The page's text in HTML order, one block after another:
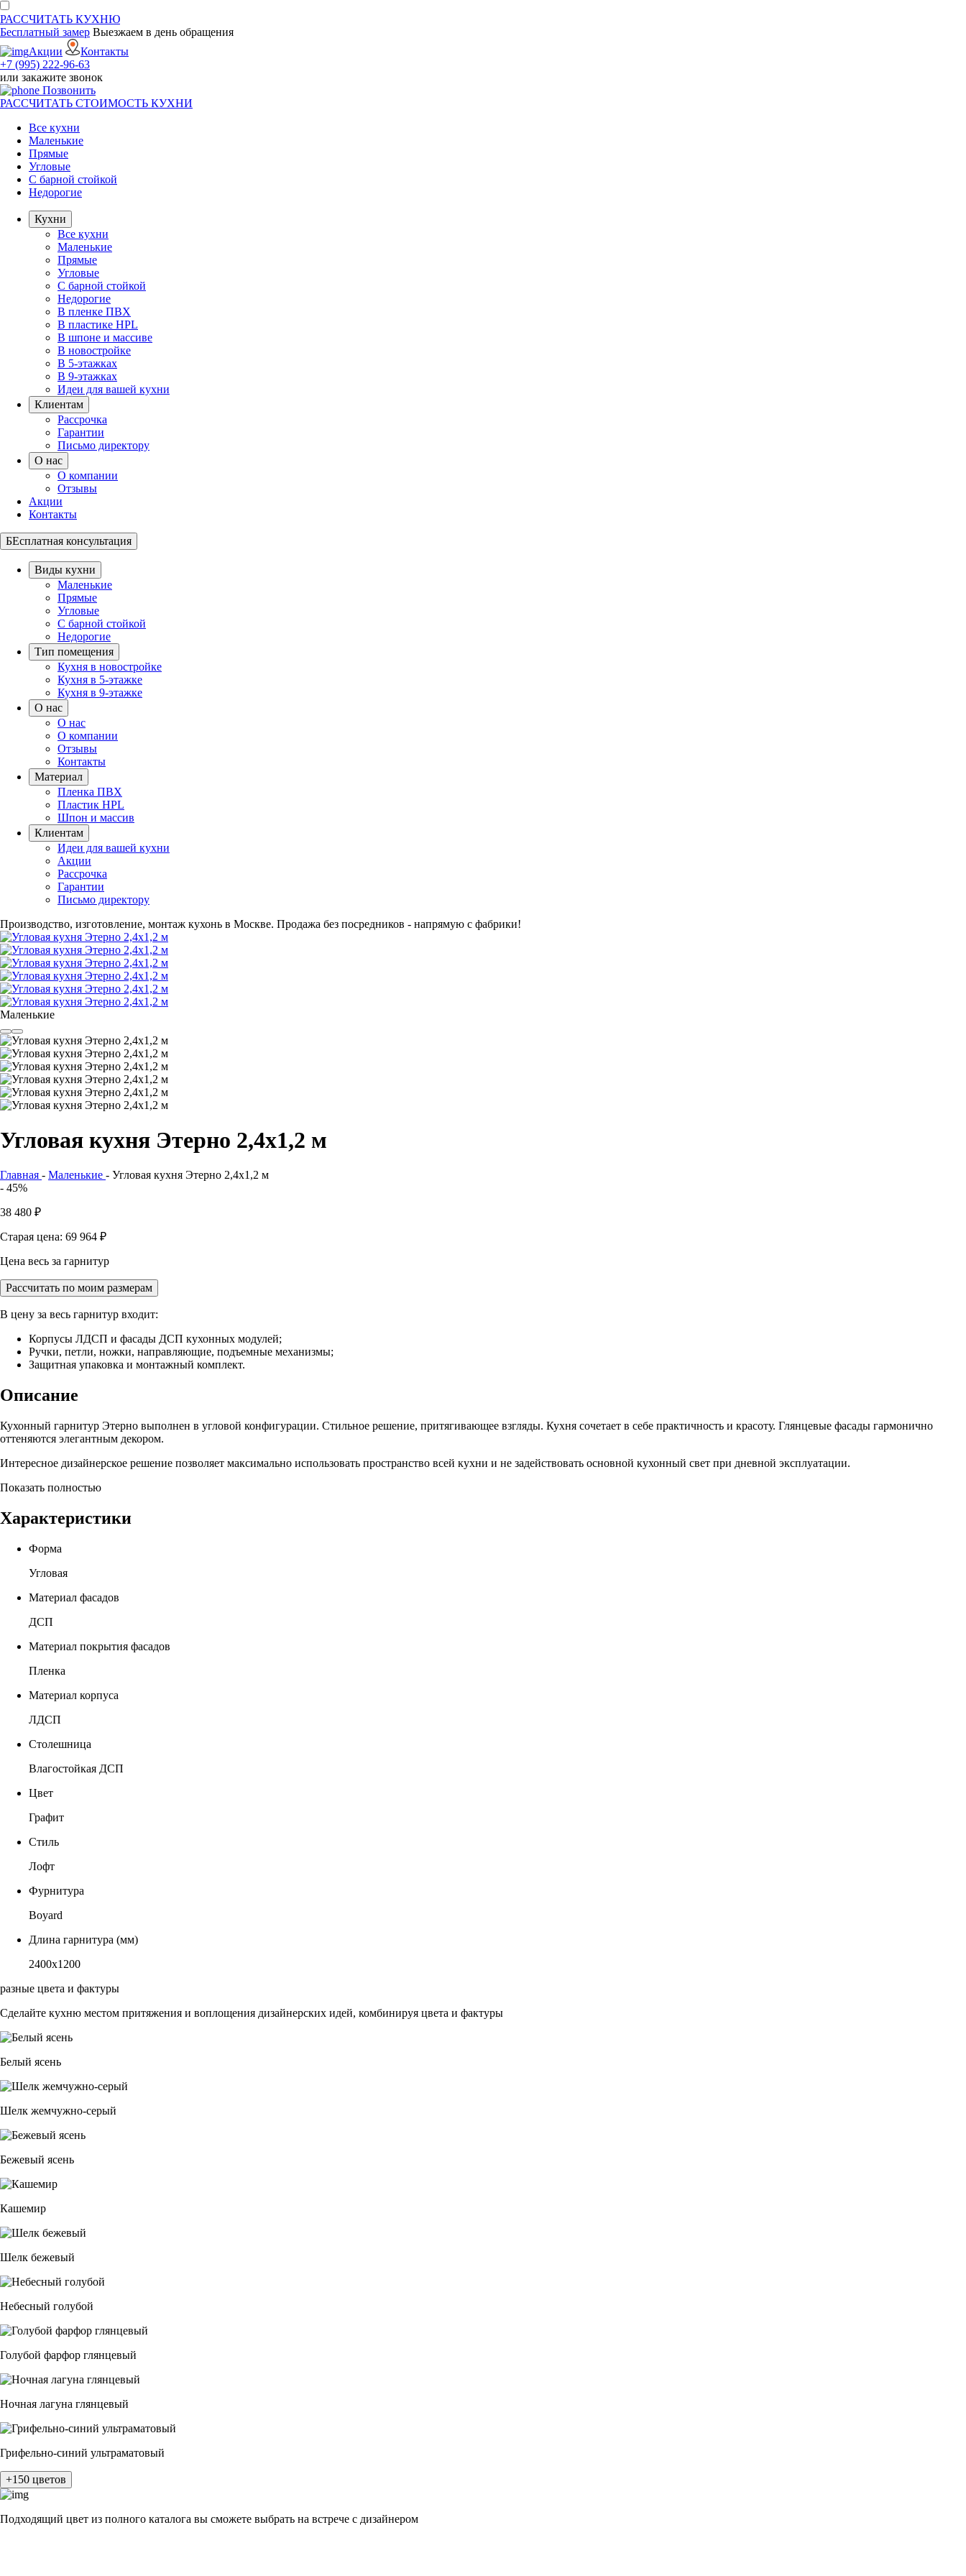
РАССЧИТАТЬ КУХНЮ
Бесплатный замер Выезжаем в день обращения
Акции
Контакты
+7 (995) 222-96-63
или закажите звонок
Позвонить
РАССЧИТАТЬ СТОИМОСТЬ КУХНИ
Все кухни
Маленькие
Прямые
Угловые
С барной стойкой
Недорогие
Кухни
Все кухни
Маленькие
Прямые
Угловые
С барной стойкой
Недорогие
В пленке ПВХ
В пластике HPL
В шпоне и массиве
В новостройке
В 5-этажках
В 9-этажках
Идеи для вашей кухни
Клиентам
Рассрочка
Гарантии
Письмо директору
О нас
О компании
Отзывы
Акции
Контакты
БЕсплатная консультация
Виды кухни
Маленькие
Прямые
Угловые
С барной стойкой
Недорогие
Тип помещения
Кухня в новостройке
Кухня в 5-этажке
Кухня в 9-этажке
О нас
О нас
О компании
Отзывы
Контакты
Материал
Пленка ПВХ
Пластик HPL
Шпон и массив
Клиентам
Идеи для вашей кухни
Акции
Рассрочка
Гарантии
Письмо директору
Производство, изготовление, монтаж кухонь в Москве. Продажа без посредников - напрямую с фабрики!
Маленькие
Угловая кухня Этерно 2,4х1,2 м
Главная - Маленькие - Угловая кухня Этерно 2,4х1,2 м
- 45%
38 480 ₽
Старая цена: 69 964 ₽
Цена весь за гарнитур
Рассчитать по моим размерам
В цену за весь гарнитур входит:
Корпусы ЛДСП и фасады ДСП кухонных модулей;
Ручки, петли, ножки, направляющие, подъемные механизмы;
Защитная упаковка и монтажный комплект.
Описание
Кухонный гарнитур Этерно выполнен в угловой конфигурации. Стильное решение, притягивающее взгляды. Кухня сочетает в себе практичность и красоту. Глянцевые фасады гармонично
оттеняются элегантным декором.
Интересное дизайнерское решение позволяет максимально использовать пространство всей кухни и не задействовать основной кухонный свет при дневной эксплуатации.
Показать полностью
Характеристики
Форма
Угловая
Материал фасадов
ДСП
Материал покрытия фасадов
Пленка
Материал корпуса
ЛДСП
Столешница
Влагостойкая ДСП
Цвет
Графит
Стиль
Лофт
Фурнитура
Boyard
Длина гарнитура (мм)
2400х1200
разные цвета и фактуры
Сделайте кухню местом притяжения и воплощения дизайнерских идей, комбинируя цвета и фактуры
Белый ясень
Шелк жемчужно-серый
Бежевый ясень
Кашемир
Шелк бежевый
Небесный голубой
Голубой фарфор глянцевый
Ночная лагуна глянцевый
Грифельно-синий ультраматовый
+150 цветов
Подходящий цвет из полного каталога вы сможете выбрать на встрече с дизайнером